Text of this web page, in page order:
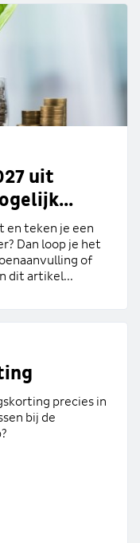
uit
en teken je een
Dan loop je het
of
dit artikel...
precies in
bij de